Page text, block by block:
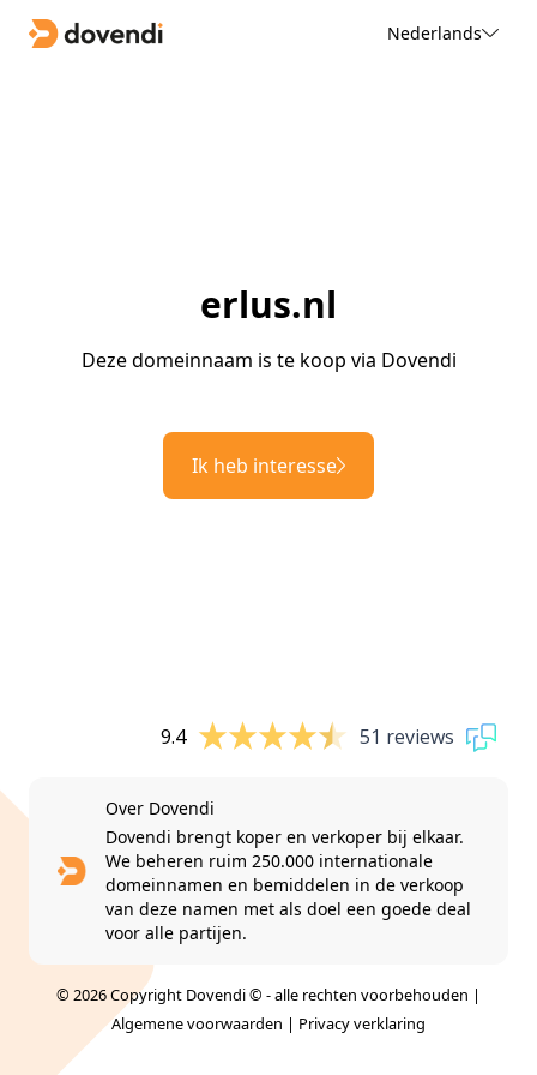
Nederlands
erlus.nl
Deze domeinnaam is te koop via Dovendi
Ik heb interesse
9.4 51 reviews
Over Dovendi
Dovendi brengt koper en verkoper bij elkaar.
We beheren ruim 250.000 internationale
domeinnamen en bemiddelen in de verkoop
van deze namen met als doel een goede deal
voor alle partijen.
© 2026 Copyright Dovendi © - alle rechten voorbehouden |
Algemene voorwaarden | Privacy verklaring